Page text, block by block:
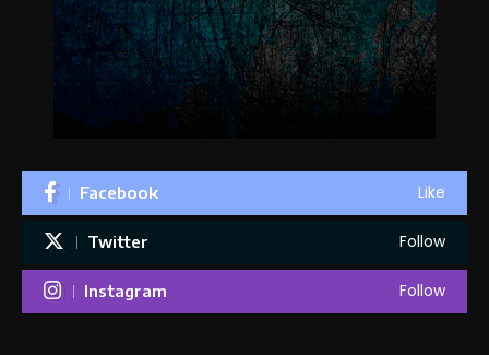
Facebook Like
Twitter Follow
Instagram Follow